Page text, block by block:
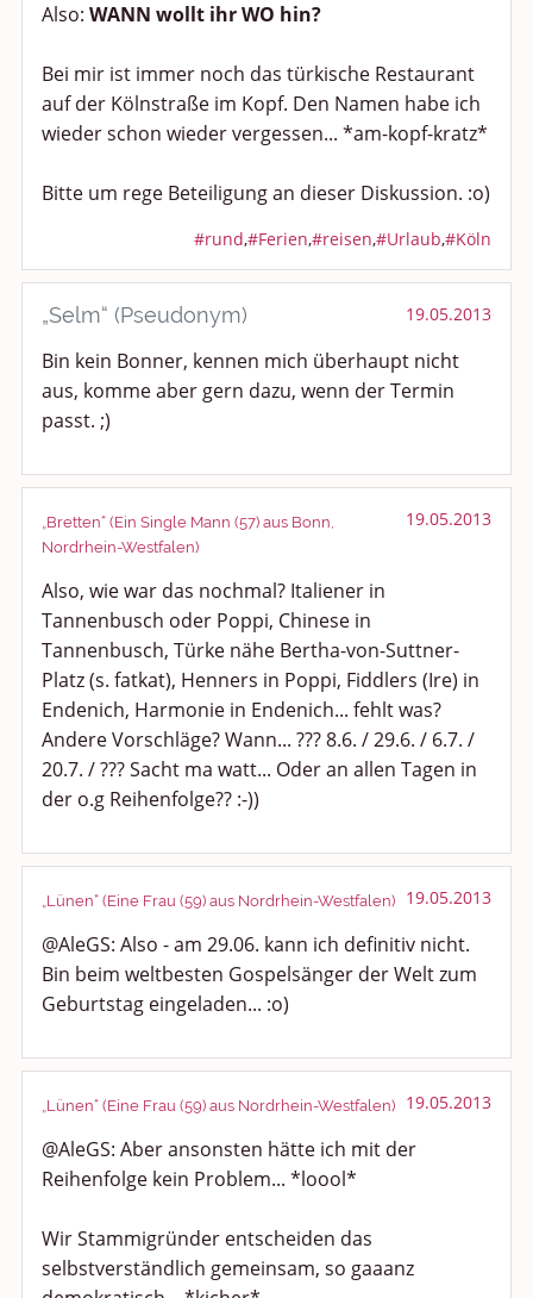
Sport & Freizeit
Shopping und Bekleidung
Urlaub und Reisen
Kochen, Backen und Genießen
Anregungen und Support
Spiel, Spaß und Sinnlosigkeit
Gewicht reduzieren
Archiv
Also: WANN wollt ihr WO hin?
Bei mir ist immer noch das türkische Restaurant
auf der Kölnstraße im Kopf. Den Namen habe ich
wieder schon wieder vergessen... *am-kopf-kratz*
Bitte um rege Beteiligung an dieser Diskussion. :o)
#rund,#Ferien,#reisen,#Urlaub,#Köln
„Selm“ (Pseudonym) 19.05.2013
Bin kein Bonner, kennen mich überhaupt nicht
aus, komme aber gern dazu, wenn der Termin
passt. ;)
„Bretten“ (Ein Single Mann (57) aus Bonn,
Nordrhein-Westfalen)
19.05.2013
Also, wie war das nochmal? Italiener in
Tannenbusch oder Poppi, Chinese in
Tannenbusch, Türke nähe Bertha-von-Suttner-
Platz (s. fatkat), Henners in Poppi, Fiddlers (Ire) in
Endenich, Harmonie in Endenich... fehlt was?
Andere Vorschläge? Wann... ??? 8.6. / 29.6. / 6.7. /
20.7. / ??? Sacht ma watt... Oder an allen Tagen in
der o.g Reihenfolge?? :-))
„Lünen“ (Eine Frau (59) aus Nordrhein-Westfalen) 19.05.2013
@AleGS: Also - am 29.06. kann ich definitiv nicht.
Bin beim weltbesten Gospelsänger der Welt zum
Geburtstag eingeladen... :o)
„Lünen“ (Eine Frau (59) aus Nordrhein-Westfalen) 19.05.2013
@AleGS: Aber ansonsten hätte ich mit der
Reihenfolge kein Problem... *loool*
Wir Stammigründer entscheiden das
selbstverständlich gemeinsam, so gaaanz